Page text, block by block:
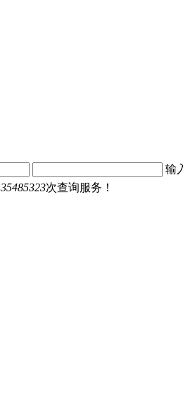
输
35485323次查询服务！